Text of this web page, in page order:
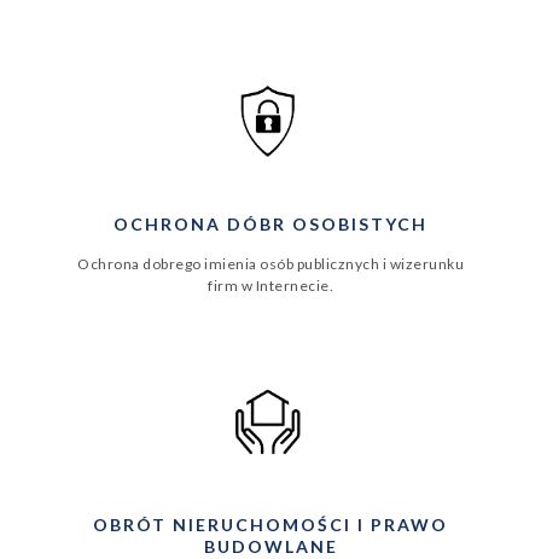
OCHRONA DÓBR OSOBISTYCH
Ochrona dobrego imienia osób publicznych i wizerunku
firm w Internecie.
OBRÓT NIERUCHOMOŚCI I PRAWO
BUDOWLANE